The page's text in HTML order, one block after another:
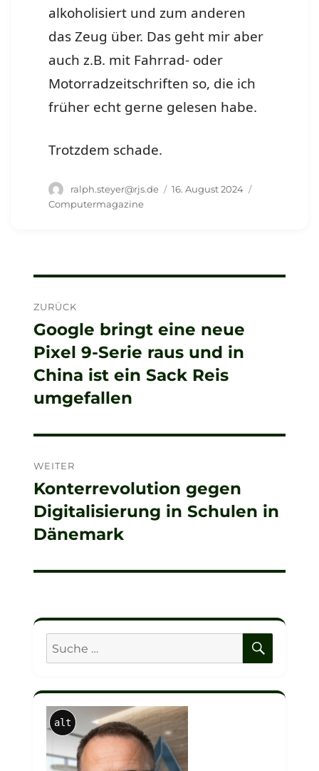
alkoholisiert und zum anderen
das Zeug über. Das geht mir aber
auch z.B. mit Fahrrad- oder
Motorradzeitschriften so, die ich
früher echt gerne gelesen habe.
Trotzdem schade.
Autor
ralph.steyer@rjs.de
Veröffentlicht
16. August 2024
Computermagazine
ZURÜCK
Vorheriger
Beitrag:
Google bringt eine neue
Pixel 9-Serie raus und in
China ist ein Sack Reis
umgefallen
WEITER
Nächster
Beitrag:
Konterrevolution gegen
Digitalisierung in Schulen in
Dänemark
Suche
nach:
alt